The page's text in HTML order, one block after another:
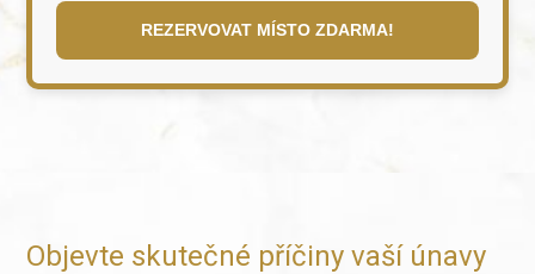
REZERVOVAT MÍSTO ZDARMA!
Objevte skutečné příčiny vaší únavy